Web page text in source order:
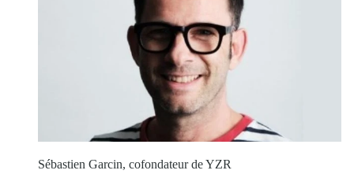
Sébastien Garcin, cofondateur de YZR